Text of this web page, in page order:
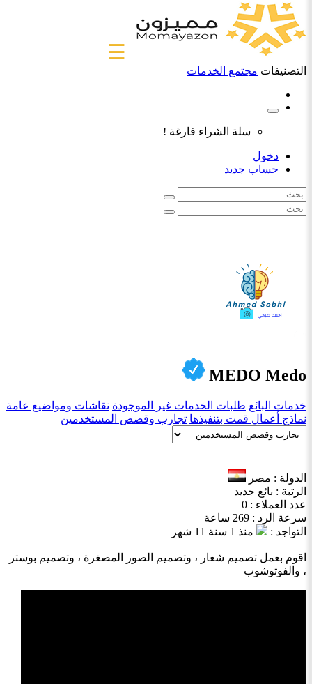
☰
التصنيفات مجتمع الخدمات
سلة الشراء فارغة !
دخول
حساب جديد
MEDO Medo
خدمات البائع طلبات الخدمات غير الموجودة نقاشات ومواضيع عامة
نماذج أعمال قمت بتنفيذها تجارب وقصص المستخدمين
الدولة : مصر
الرتبة : بائع جديد
عدد العملاء : 0
سرعة الرد : 269 ساعة
التواجد :
منذ 1 سنة 11 شهر
اقوم بعمل تصميم شعار ، وتصميم الصور المصغرة ، وتصميم بوستر
، والفوتوشوب